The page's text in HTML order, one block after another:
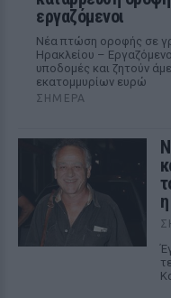
εργαζόμενοι
Νέα πτώση οροφής σε
Ηρακλείου –
υποδομές και ζητούν
εκατομμυρίων ευρώ
ΣΉΜΕΡΑ